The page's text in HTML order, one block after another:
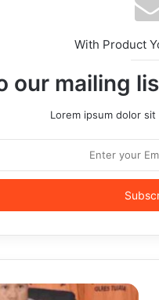
With Product
our mailing
Lorem ipsum dolor